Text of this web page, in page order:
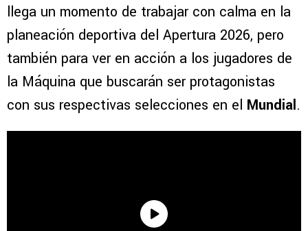
llega un momento de trabajar con calma en la
planeación deportiva del Apertura 2026, pero
también para ver en acción a los jugadores de
la Máquina que buscarán ser protagonistas
con sus respectivas selecciones en el Mundial.